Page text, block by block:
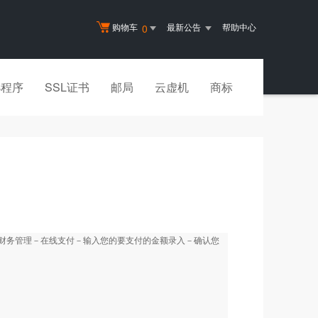
购物车 0 最新公告 帮助中心
序 SSL证书 邮局 云虚机 商标
管理－在线支付－输入您的要支付的金额录入－确认您